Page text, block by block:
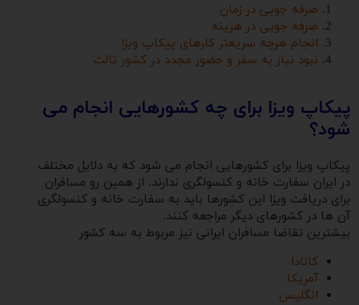
صرفه جویی در زمان
صرفه جویی در هزینه
انجام هرچه سریعتر کارهای پیکاپ ویزا
نبود نیاز به سفر و حضور مجدد در کشور ثالث
پیکاپ ویزا برای چه کشورهایی انجام می
شود؟
پیکاپ ویزا برای کشورهایی انجام می شود که به دلایل مختلف
در ایران سفارت خانه و کنسولگری ندارند. از همین رو مسافران
برای دریافت ویزا این کشورها باید به سفارت خانه و کنسولگری
آن ها در کشورهای دیگر مراجعه کنند.
بیشترین تقاضا مسافران ایرانی نیز مربوط به سه کشور
کانادا
آمریکا
انگلیس